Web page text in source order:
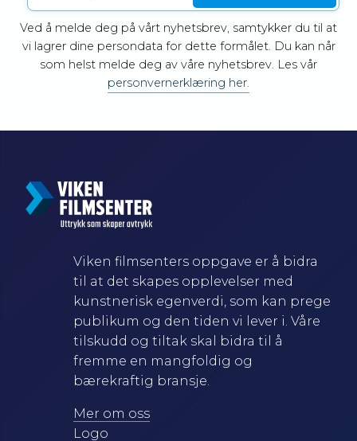
Ved å melde deg på vårt nyhetsbrev, samtykker du til at
vi lagrer dine persondata for dette formålet. Du kan når
som helst melde deg av våre nyhetsbrev. Les vår
personvernerklæring her.
Viken filmsenters oppgave er å bidra
til at det skapes opplevelser med
kunstnerisk egenverdi, som kan prege
publikum og den tiden vi lever i. Våre
tilskudd og tiltak skal bidra til å
fremme en mangfoldig og
bærekraftig bransje.
Mer om oss
Logo